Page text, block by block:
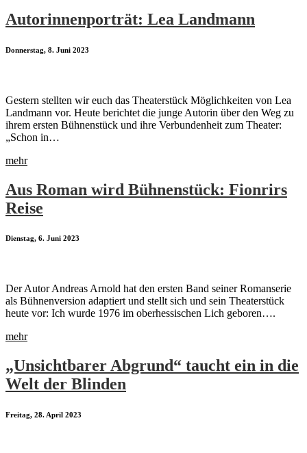
Autorinnenporträt: Lea Landmann
Donnerstag, 8. Juni 2023
Gestern stellten wir euch das Theaterstück Möglichkeiten von Lea
Landmann vor. Heute berichtet die junge Autorin über den Weg zu
ihrem ersten Bühnenstück und ihre Verbundenheit zum Theater:
„Schon in…
mehr
Aus Roman wird Bühnenstück: Fionrirs
Reise
Dienstag, 6. Juni 2023
Der Autor Andreas Arnold hat den ersten Band seiner Romanserie
als Bühnenversion adaptiert und stellt sich und sein Theaterstück
heute vor: Ich wurde 1976 im oberhessischen Lich geboren….
mehr
„Unsichtbarer Abgrund“ taucht ein in die
Welt der Blinden
Freitag, 28. April 2023